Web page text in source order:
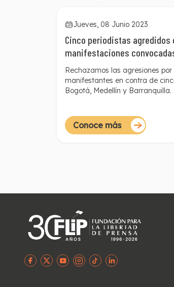
Jueves, 08 Junio 2023
Cinco periodistas agredidos
manifestaciones
Gobierno nacional
Rechazamos las agresiones
manifestantes en contra de
Bogotá, Medellín y Barranquilla.
Conoce más